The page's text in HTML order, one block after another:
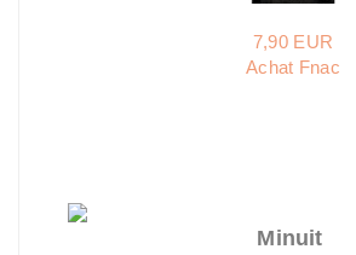
7,90 EUR
Achat Fnac
Minuit